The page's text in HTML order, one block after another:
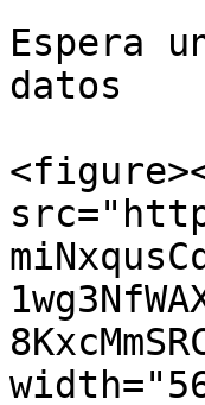
Espera
datos